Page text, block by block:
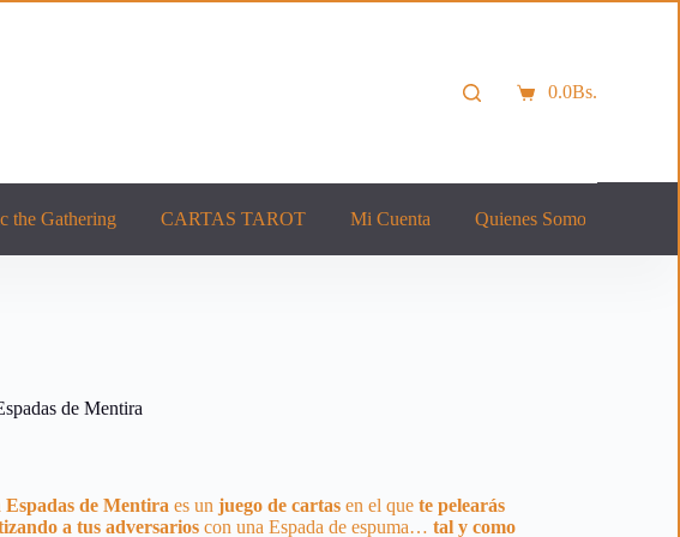
Carro0.0Bs.
the Gathering CARTAS TAROT Mi Cuenta Quienes Somos
de Mentira
Espadas de Mentira es un juego de cartas en el que te pelearás
a tus adversarioscon una Espada de espuma… tal y como